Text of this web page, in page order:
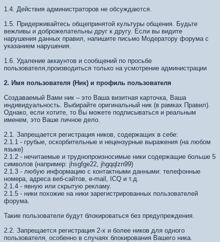
1.4. Действия администраторов не обсуждаются.
1.5. Придерживайтесь общепринятой культуры общения. Будьте
вежливы и доброжелательны друг к другу. Если вы видите
нарушения данных правил, напишите письмо Модератору форума с
указанием нарушения.
1.6. Удаление аккаунтов и сообщений по просьбе
пользователя,производиться только на усмотрение администрации
2. Имя пользователя (Ник) и профиль пользователя
Создаваемый Вами ник – это Ваша визитная карточка, Ваша
индивидуальность. Выбирайте оригинальный ник (в рамках Правил).
Однако, если хотите, то Вы можете подписываться и реальным
именем, это Ваше личное дело.
2.1. Запрещается регистрация ников, содержащих в себе:
2.1.1 - грубые, оскорбительные и нецензурные выражения (на любом
языке)
2.1.2 - нечитаемые и труднопроизносимые ники содержащие больше 5
символов (например: jhsgfge22, jhgqqlzn99)
2.1.3 - любую информацию с контактными данными: телефонные
номера, адреса веб-сайтов, e-mail, ICQ и т.д.
2.1.4 - явную или скрытую рекламу.
2.1.5 - ники похожие на ники зарегистрированных пользователей
форума.
Такие пользователи будут блокироваться без предупреждения.
2.2. Запрещается регистрация 2-х и более ников для одного
пользователя, особенно в случаях блокирования Вашего ника.